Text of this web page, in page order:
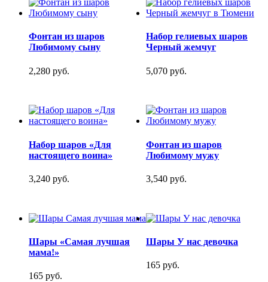
Фонтан из шаров
Любимому сыну
2,280 руб.
Набор гелиевых шаров
Черный жемчуг
5,070 руб.
Набор шаров «Для
настоящего воина»
3,240 руб.
Фонтан из шаров
Любимому мужу
3,540 руб.
Шары «Самая лучшая
мама!»
165 руб.
Шары У нас девочка
165 руб.